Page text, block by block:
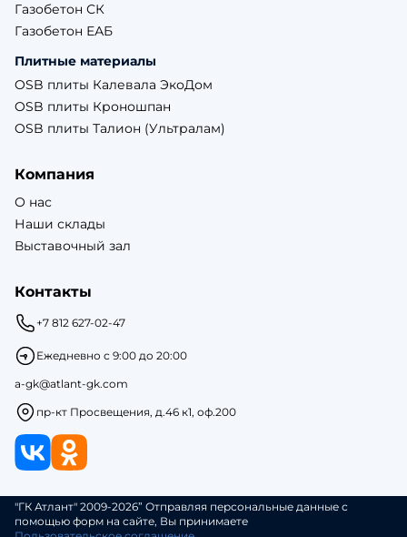
Газобетон СК
Газобетон ЕАБ
Плитные материалы
OSB плиты Калевала ЭкоДом
OSB плиты Кроношпан
OSB плиты Талион (Ультралам)
Компания
О нас
Наши склады
Выставочный зал
Контакты
+7 812 627-02-47
Ежедневно с 9:00 до 20:00
a-gk@atlant-gk.com
пр-кт Просвещения, д.46 к1, оф.200
"ГК Атлант" 2009-2026” Отправляя персональные данные с
помощью форм на сайте, Вы принимаете